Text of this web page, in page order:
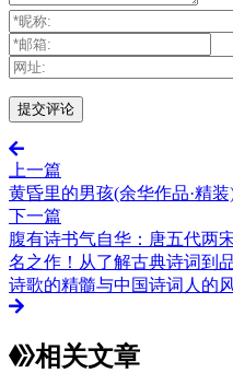
上一篇
黄昏里的男孩(余华作品·精装
下一篇
腹有诗书气自华：唐五代两
名之作！从了解古典诗词到
诗歌的精髓与中国诗词人的
相关文章